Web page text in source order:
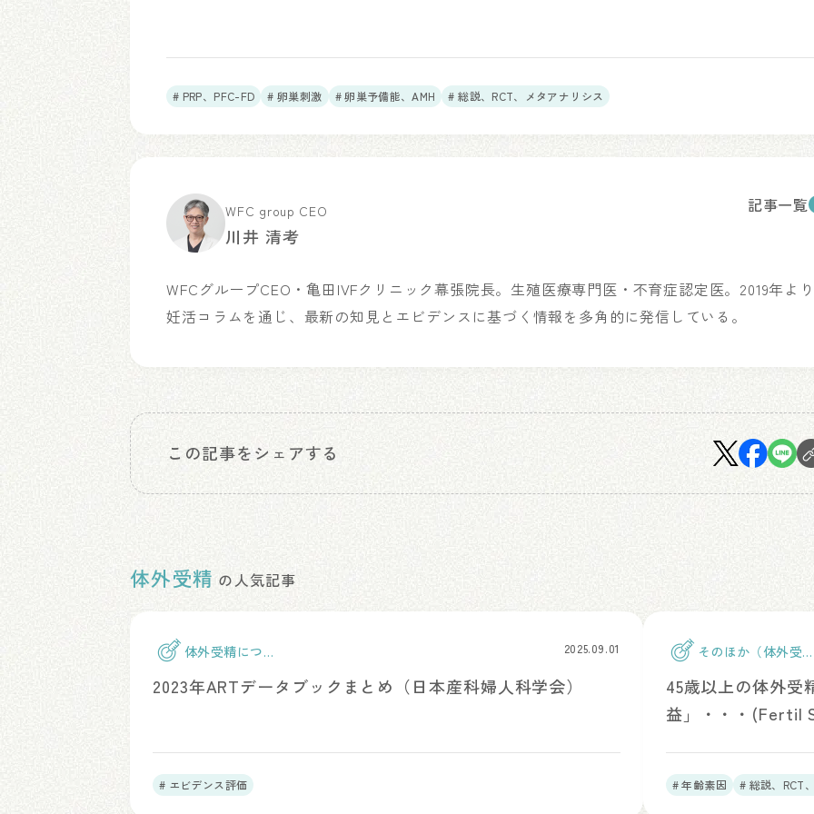
# PRP、PFC-FD # 卵巣刺激 # 卵巣予備能、AMH # 総説、RCT、メタアナリシス
WFC group CEO
川井 清考
記事一覧
WFCグループCEO・亀田IVFクリニック幕張院長。生殖医療専門医・不育症認定医。2019年より
妊活コラムを通じ、最新の知見とエビデンスに基づく情報を多角的に発信している。
この記事をシェアする
体外受精 の人気記事
体外受精につい
2025.09.01
2023年ARTデータブックまとめ（日本産科婦人科学会）
# エビデンス評価
そのほか（体外受
45歳以上の体外受
益」・・・(Fertil
# 年齢素因 # 総説、RCT